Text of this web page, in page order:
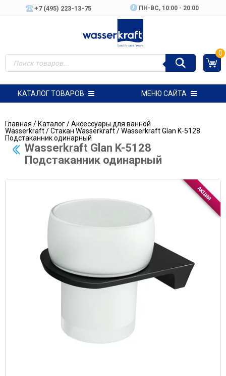
+7 (495) 223-13-75 ПН-ВC, 10:00 - 20:00
0
КАТАЛОГ ТОВАРОВ МЕНЮ САЙТА
Главная /Каталог/Аксессуары для ванной
Wasserkraft/Стакан Wasserkraft/ Wasserkraft Glan K-5128
Подстаканник одинарный
Wasserkraft Glan K-5128
Подстаканник одинарный